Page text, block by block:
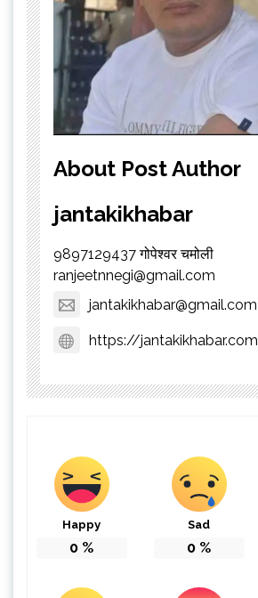
About Post Author
jantakikhabar
9897129437 गोपेश्वर चमोली
ranjeetnnegi@gmail.com
jantakikhabar@gmail.com
https://jantakikhabar.com
Happy
0 %
Sad
0 %